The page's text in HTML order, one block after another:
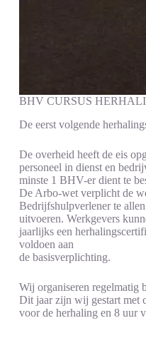
BHV CURSUS
De eerst volgende
De overheid heeft de eis
personeel in dienst en
minste 1 BHV-er dient te
De Arbo-wet verplicht de
Bedrijfshulpverlener te
uitvoeren. Werkgevers
jaarlijks een
voldoen aan
de basisverplichting.
Wij organiseren regelmatig
Dit jaar zijn wij gestart met
voor de herhaling en 8 uur